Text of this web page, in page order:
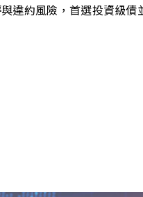
違約風險，首選投資級債